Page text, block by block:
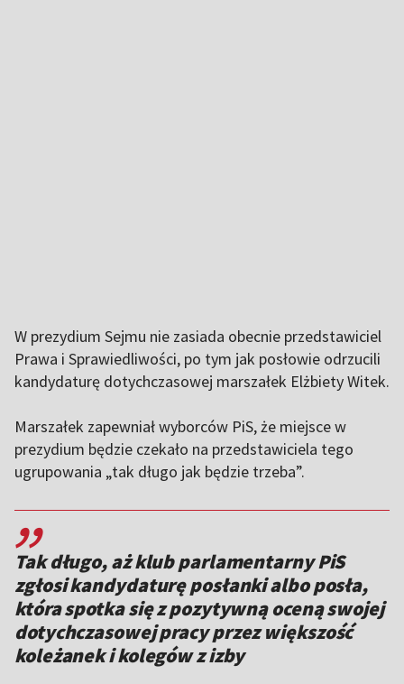
W prezydium Sejmu nie zasiada obecnie przedstawiciel
Prawa i Sprawiedliwości, po tym jak posłowie odrzucili
kandydaturę dotychczasowej marszałek Elżbiety Witek.
Marszałek zapewniał wyborców PiS, że miejsce w
prezydium będzie czekało na przedstawiciela tego
ugrupowania „tak długo jak będzie trzeba”.
,,
Tak długo, aż klub parlamentarny PiS
zgłosi kandydaturę posłanki albo posła,
która spotka się z pozytywną oceną swojej
dotychczasowej pracy przez większość
koleżanek i kolegów z izby